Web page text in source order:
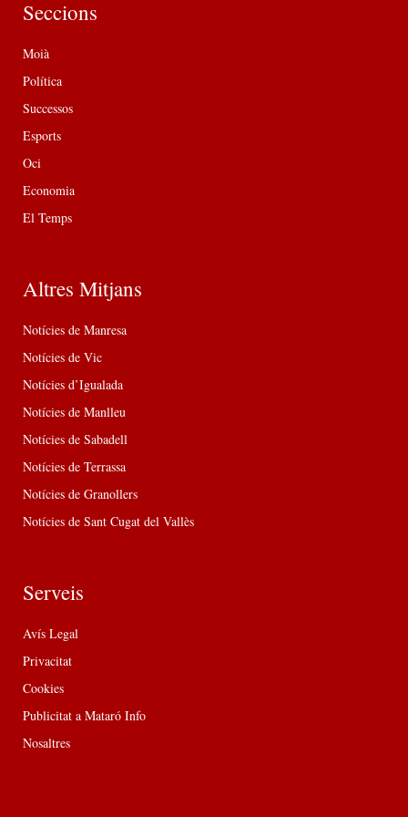
Seccions
Moià
Política
Successos
Esports
Oci
Economia
El Temps
Altres Mitjans
Notícies de Manresa
Notícies de Vic
Notícies d’Igualada
Notícies de Manlleu
Notícies de Sabadell
Notícies de Terrassa
Notícies de Granollers
Notícies de Sant Cugat del Vallès
Serveis
Avís Legal
Privacitat
Cookies
Publicitat a Mataró Info
Nosaltres